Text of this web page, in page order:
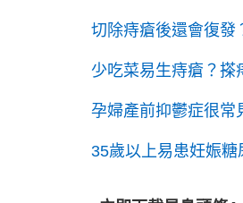
切除痔瘡後還會復發
少吃菜易生痔瘡？搽
孕婦產前抑鬱症很常
35歲以上易患妊娠